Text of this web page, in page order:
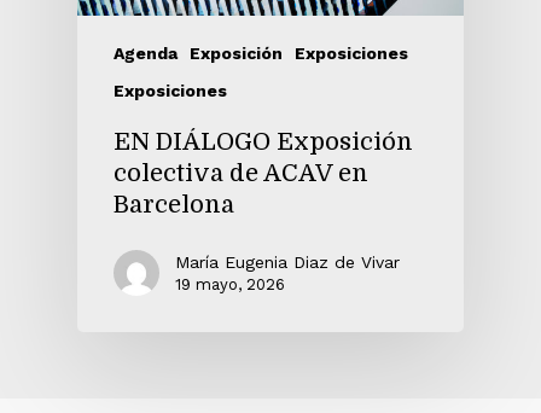
Agenda Exposición
Exposiciones
Exposiciones
EN DIÁLOGO Exposición
colectiva de ACAV en
Barcelona
María Eugenia Diaz de Vivar
19 mayo, 2026